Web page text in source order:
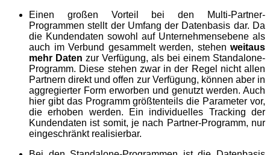
Einen großen Vorteil bei den Multi-Partner-
Programmen stellt der Umfang der Datenbasis dar. Da
die Kundendaten sowohl auf Unternehmensebene als
auch im Verbund gesammelt werden, stehen weitaus
mehr Daten zur Verfügung, als bei einem Standalone-
Programm. Diese stehen zwar in der Regel nicht allen
Partnern direkt und offen zur Verfügung, können aber in
aggregierter Form erworben und genutzt werden. Auch
hier gibt das Programm größtenteils die Parameter vor,
die erhoben werden. Ein individuelles Tracking der
Kundendaten ist somit, je nach Partner-Programm, nur
eingeschränkt realisierbar.